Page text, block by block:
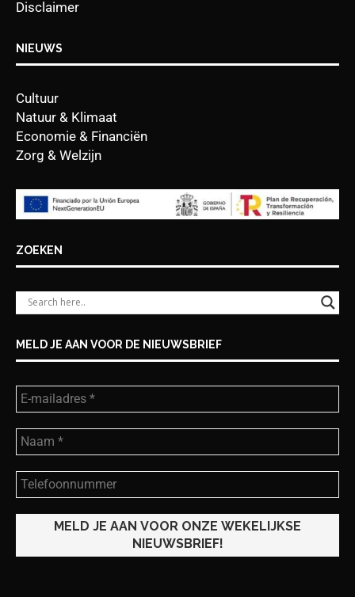
Disclaimer
NIEUWS
Cultuur
Natuur & Klimaat
Economie & Financiën
Zorg & Welzijn
ZOEKEN
MELD JE AAN VOOR DE NIEUWSBRIEF